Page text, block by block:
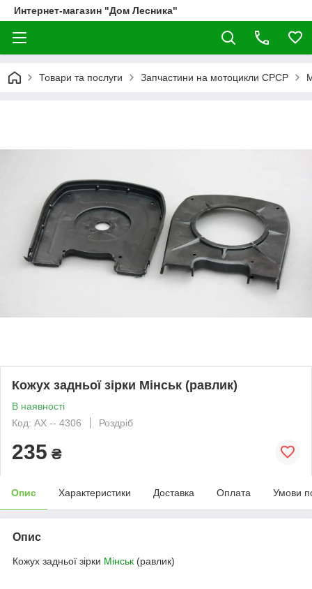
Интернет-магазин "Дом Лесника"
Товари та послуги Запчастини на мотоцикли СРСР
Кожух задньої зірки Мінськ (равлик)
В наявності
Код: АХ -- 4306
Роздріб
235 ₴
Опис Характеристики Доставка Оплата Умови
Опис
Кожух задньої зірки Мінськ (равлик)